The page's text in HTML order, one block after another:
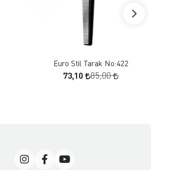
FAVORILERE EKLE
SEPETE EKLE
Euro Stil Tarak No:422
73,10 85,00